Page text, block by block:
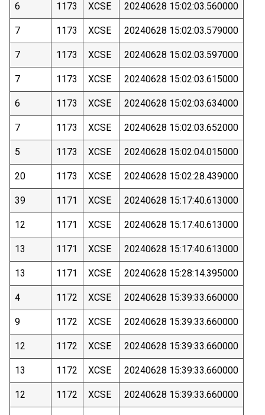
6 1173 XCSE 20240628 15:02:03.560000
7 1173 XCSE 20240628 15:02:03.579000
7 1173 XCSE 20240628 15:02:03.597000
7 1173 XCSE 20240628 15:02:03.615000
6 1173 XCSE 20240628 15:02:03.634000
7 1173 XCSE 20240628 15:02:03.652000
5 1173 XCSE 20240628 15:02:04.015000
20 1173 XCSE 20240628 15:02:28.439000
39 1171 XCSE 20240628 15:17:40.613000
12 1171 XCSE 20240628 15:17:40.613000
13 1171 XCSE 20240628 15:17:40.613000
13 1171 XCSE 20240628 15:28:14.395000
4 1172 XCSE 20240628 15:39:33.660000
9 1172 XCSE 20240628 15:39:33.660000
12 1172 XCSE 20240628 15:39:33.660000
13 1172 XCSE 20240628 15:39:33.660000
12 1172 XCSE 20240628 15:39:33.660000